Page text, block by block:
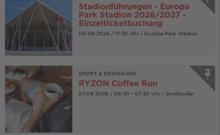
Stadionführungen - Europa
Park Stadion 2026/2027 -
Einzelticketbuchung
06.08.2026 / 17:30 Uhr / Europa-Park Stadion
© Roland Erat
SPORT & BEWEGUNG
RYZON Coffee Run
07.08.2026 / 06:30 - 07:30 Uhr / brotbruder